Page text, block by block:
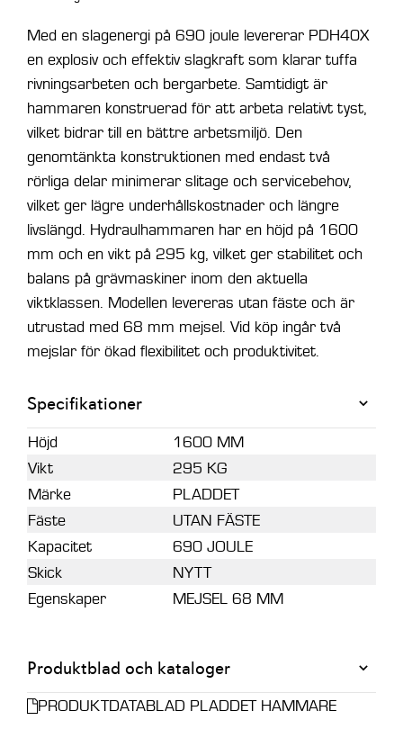
Med en slagenergi på 690 joule levererar PDH40X
en explosiv och effektiv slagkraft som klarar tuffa
rivningsarbeten och bergarbete. Samtidigt är
hammaren konstruerad för att arbeta relativt tyst,
vilket bidrar till en bättre arbetsmiljö. Den
genomtänkta konstruktionen med endast två
rörliga delar minimerar slitage och servicebehov,
vilket ger lägre underhållskostnader och längre
livslängd. Hydraulhammaren har en höjd på 1600
mm och en vikt på 295 kg, vilket ger stabilitet och
balans på grävmaskiner inom den aktuella
viktklassen. Modellen levereras utan fäste och är
utrustad med 68 mm mejsel. Vid köp ingår två
mejslar för ökad flexibilitet och produktivitet.
Specifikationer
Höjd
1600 MM
Vikt
295 KG
Märke
PLADDET
Fäste
UTAN FÄSTE
Kapacitet
690 JOULE
Skick
NYTT
Egenskaper
MEJSEL 68 MM
Produktblad och kataloger
PRODUKTDATABLAD PLADDET HAMMARE